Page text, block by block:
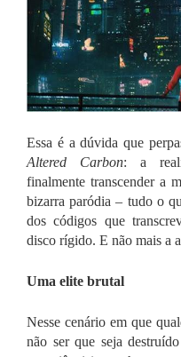
Essa é a dúvida que
Altered Carbon: a
finalmente transcender a
bizarra paródia – tudo o
dos códigos que
disco rígido. E não mais a
Uma elite brutal
Nesse cenário em que
não ser que seja